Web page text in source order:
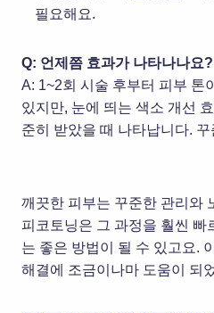
필요해요.
Q: 언제쯤 효과가 나타나나요?
A: 1~2회 시술 후부터 피부 톤
있지만, 눈에 띄는 색소 개선
준히 받았을 때 나타납니다. 꾸
깨끗한 피부는 꾸준한 관리와
피코토닝은 그 과정을 훨씬 빠
는 좋은 방법이 될 수 있고요.
해결에 조금이나마 도움이 되